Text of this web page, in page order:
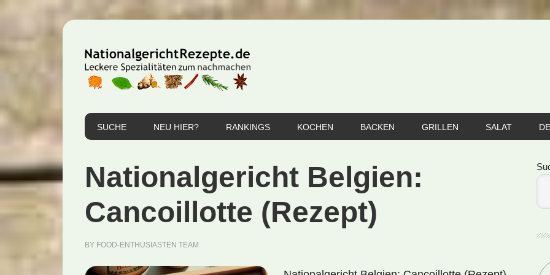
Hauptnavigation
SUCHE NEU HIER? RANKINGS KOCHEN BACKEN GRILLEN SALAT
Nationalgericht Belgien:
Cancoillotte (Rezept)
BY FOOD-ENTHUSIASTEN TEAM